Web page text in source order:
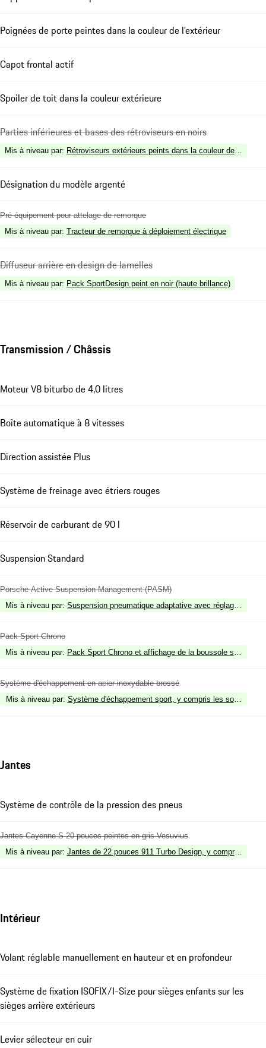
Poignées de porte peintes dans la couleur de l'extérieur
Capot frontal actif
Spoiler de toit dans la couleur extérieure
Parties inférieures et bases des rétroviseurs en noirs
Mis à niveau par: Rétroviseurs extérieurs peints dans la couleur de
Désignation du modèle argenté
Pré-équipement pour attelage de remorque
Mis à niveau par: Tracteur de remorque à déploiement électrique
Diffuseur arrière en design de lamelles
Mis à niveau par: Pack SportDesign peint en noir (haute brillance)
Transmission / Châssis
Moteur V8 biturbo de 4,0 litres
Boîte automatique à 8 vitesses
Direction assistée Plus
Système de freinage avec étriers rouges
Réservoir de carburant de 90 l
Suspension Standard
Porsche Active Suspension Management (PASM)
Mis à niveau par: Suspension pneumatique adaptative avec réglage de
Pack Sport Chrono
Mis à niveau par: Pack Sport Chrono et affichage de la boussole sur le
Système d'échappement en acier inoxydable brossé
Mis à niveau par: Système d'échappement sport, y compris les sorties
Jantes
Système de contrôle de la pression des pneus
Jantes Cayenne S 20 pouces peintes en gris Vesuvius
Mis à niveau par: Jantes de 22 pouces 911 Turbo Design, y compris les
Intérieur
Volant réglable manuellement en hauteur et en profondeur
Système de fixation ISOFIX/I-Size pour sièges enfants sur les
sièges arrière extérieurs
Levier sélecteur en cuir